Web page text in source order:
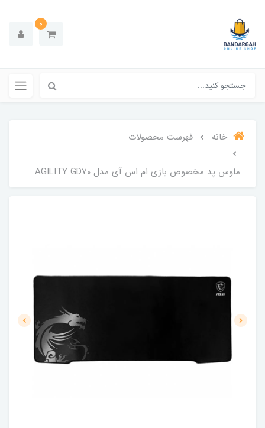
0
خانه فهرست محصولات
ماوس پد مخصوص بازی ام اس آی مدل AGILITY GD70